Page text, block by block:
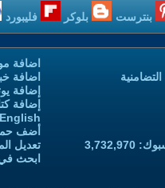
بنترست بلوكر فليبورد
اضافة
اضافة
إضافة
إضافة
أضف
تعديل
ابحث